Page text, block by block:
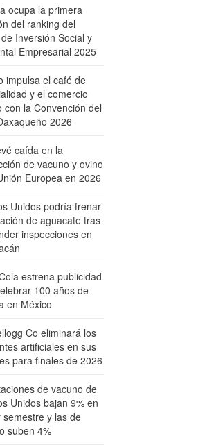
ocupa la primera
del ranking del
Inversión Social y
Empresarial 2025
impulsa el café de
y el comercio
con la Convención del
2026
caída en la
de vacuno y ovino
Europea en 2026
Unidos podría frenar
de aguacate tras
inspecciones en
estrena publicidad
100 años de
en México
Co eliminará los
artificiales en sus
para finales de 2026
de vacuno de
Unidos bajan 9% en
semestre y las de
suben 4%